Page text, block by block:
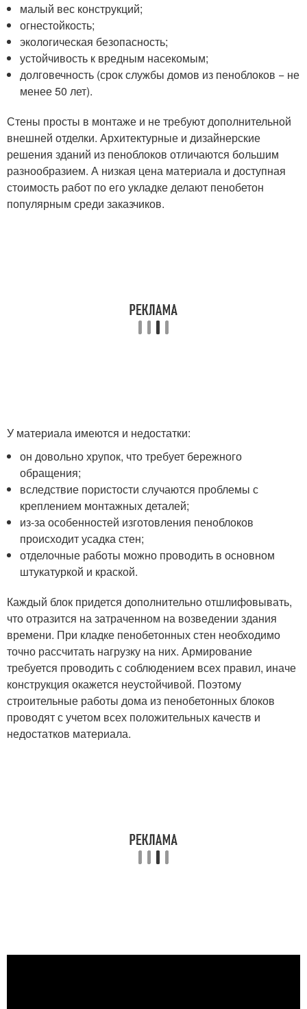
малый вес конструкций;
огнестойкость;
экологическая безопасность;
устойчивость к вредным насекомым;
долговечность (срок службы домов из пеноблоков − не
менее 50 лет).
Стены просты в монтаже и не требуют дополнительной
внешней отделки. Архитектурные и дизайнерские
решения зданий из пеноблоков отличаются большим
разнообразием. А низкая цена материала и доступная
стоимость работ по его укладке делают пенобетон
популярным среди заказчиков.
У материала имеются и недостатки:
он довольно хрупок, что требует бережного
обращения;
вследствие пористости случаются проблемы с
креплением монтажных деталей;
из-за особенностей изготовления пеноблоков
происходит усадка стен;
отделочные работы можно проводить в основном
штукатуркой и краской.
Каждый блок придется дополнительно отшлифовывать,
что отразится на затраченном на возведении здания
времени. При кладке пенобетонных стен необходимо
точно рассчитать нагрузку на них. Армирование
требуется проводить с соблюдением всех правил, иначе
конструкция окажется неустойчивой. Поэтому
строительные работы дома из пенобетонных блоков
проводят с учетом всех положительных качеств и
недостатков материала.